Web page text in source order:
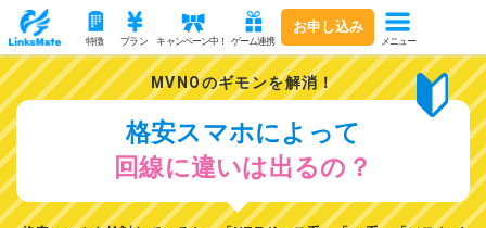
特徴 プラン キャンペーン中！ ゲーム連携
お申し込み
メニュー
MVNOのギモンを解消！
格安スマホによって
回線に違いは出るの？